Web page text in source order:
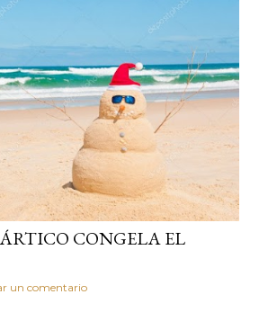
CONGELA EL
un comentario